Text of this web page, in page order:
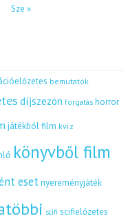
Sze »
bemutatók
díjszezon forgatás horror
játékból film kvíz
könyvből film
eset nyereményjáték
scifi scifielőzetes